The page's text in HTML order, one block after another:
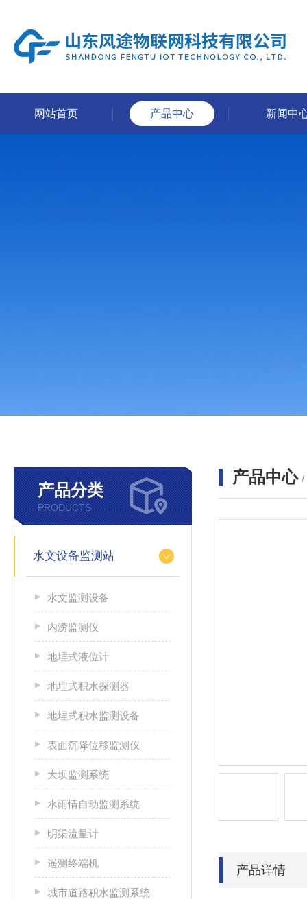
网站首页 产品中心 新闻中
产品分类
PRODUCTS
水文设备监测站
水文监测设备
内涝监测仪
地埋式液位计
地埋式积水探测器
地埋式积水监测设备
表面沉降位移监测仪
大坝监测系统
水雨情自动监测系统
明渠流量计
遥测终端机
城市道路积水监测系统
产品中心 /
产品详情